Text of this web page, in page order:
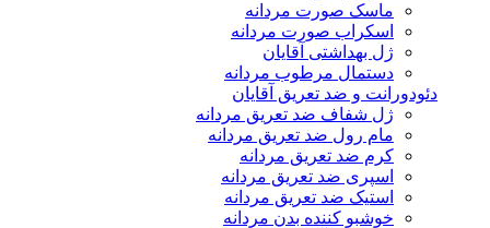
ماسک صورت مردانه
اسکراب صورت مردانه
ژل بهداشتی آقایان
دستمال مرطوب مردانه
دئودورانت و ضد تعریق آقایان
ژل شفاف ضد تعریق مردانه
مام رول ضد تعریق مردانه
کرم ضد تعریق مردانه
اسپری ضد تعریق مردانه
استیک ضد تعریق مردانه
خوشبو کننده بدن مردانه